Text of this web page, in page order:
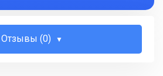
Отзывы (0)